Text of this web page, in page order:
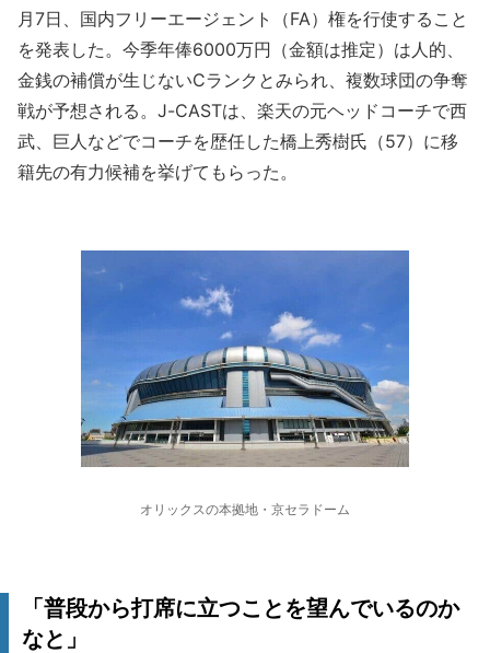
月7日、国内フリーエージェント（FA）権を行使すること
を発表した。今季年俸6000万円（金額は推定）は人的、
金銭の補償が生じないCランクとみられ、複数球団の争奪
戦が予想される。J-CASTは、楽天の元ヘッドコーチで西
武、巨人などでコーチを歴任した橋上秀樹氏（57）に移
籍先の有力候補を挙げてもらった。
オリックスの本拠地・京セラドーム
「普段から打席に立つことを望んでいるのか
なと」